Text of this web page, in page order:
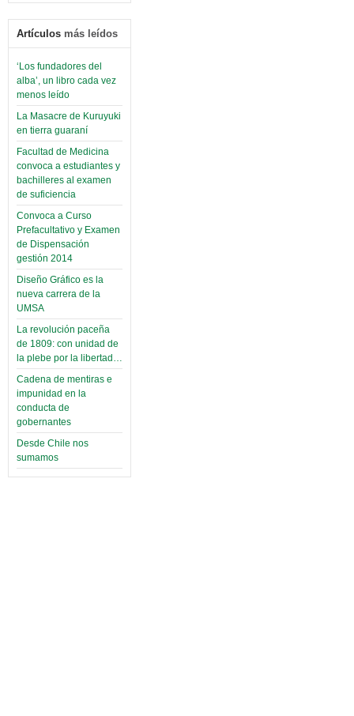
Artículos más leídos
‘Los fundadores del
alba’, un libro cada vez
menos leído
La Masacre de Kuruyuki
en tierra guaraní
Facultad de Medicina
convoca a estudiantes y
bachilleres al examen
de suficiencia
Convoca a Curso
Prefacultativo y Examen
de Dispensación
gestión 2014
Diseño Gráfico es la
nueva carrera de la
UMSA
La revolución paceña
de 1809: con unidad de
la plebe por la libertad…
Cadena de mentiras e
impunidad en la
conducta de
gobernantes
Desde Chile nos
sumamos